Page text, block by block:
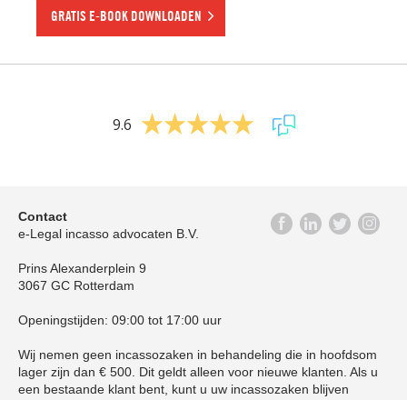
GRATIS E-BOOK DOWNLOADEN
9.6
Contact
e-Legal incasso advocaten B.V.
Prins Alexanderplein 9
3067 GC Rotterdam
Openingstijden: 09:00 tot 17:00 uur
Wij nemen geen incassozaken in behandeling die in hoofdsom
lager zijn dan € 500. Dit geldt alleen voor nieuwe klanten. Als u
een bestaande klant bent, kunt u uw incassozaken blijven